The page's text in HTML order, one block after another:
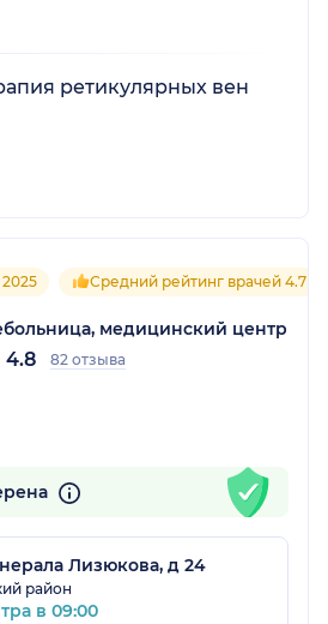
ретикулярных вен
Средний рейтинг врачей 4.7
медицинский центр
4.8 82 отзыва
Лизюкова, д 24
район
в 09:00